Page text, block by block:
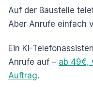
Auf der Baustelle
Aber Anrufe einfach
Ein KI-
Anrufe auf – ab 49€,
Auftrag.